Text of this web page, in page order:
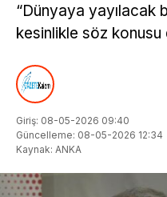
“Dünyaya yayılacak
kesinlikle söz konusu
Giriş: 08-05-2026 09:40
Güncelleme: 08-05-2026 12:34
Kaynak: ANKA